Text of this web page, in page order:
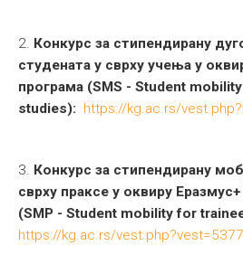
2. Конкурс за стипендирану
студената у сврху учења у
програма (SMS - Student
studies): https://kg.ac.rs/
3. Конкурс за стипендирану
сврху праксе у оквиру
(SMP - Student mobility for
https://kg.ac.rs/vest.php?vest=5377